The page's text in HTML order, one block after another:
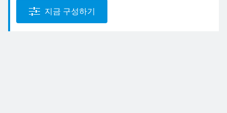
지금 구성하기